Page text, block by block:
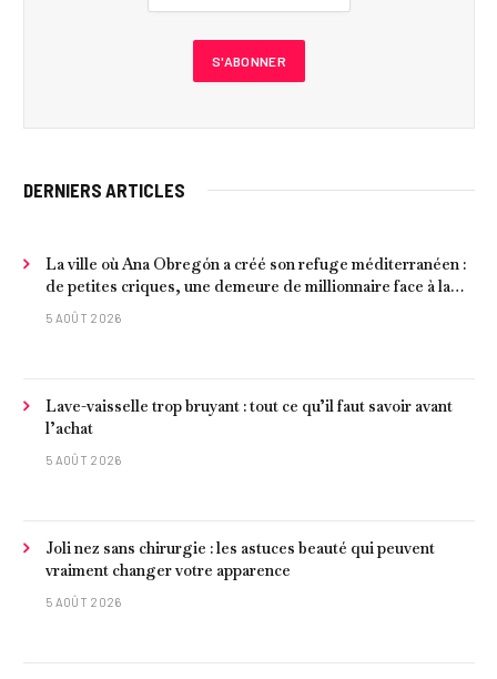
DERNIERS ARTICLES
La ville où Ana Obregón a créé son refuge méditerranéen :
de petites criques, une demeure de millionnaire face à la
mer et les meilleurs fruits de mer
5 AOÛT 2026
Lave-vaisselle trop bruyant : tout ce qu’il faut savoir avant
l’achat
5 AOÛT 2026
Joli nez sans chirurgie : les astuces beauté qui peuvent
vraiment changer votre apparence
5 AOÛT 2026